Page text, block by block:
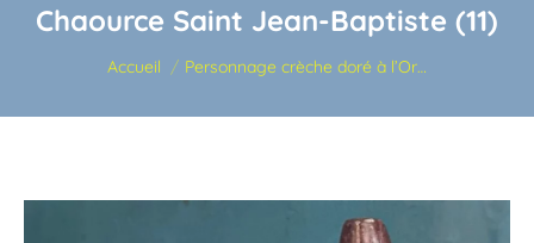
Chaource Saint Jean-Baptiste (11)
Vous êtes ici :
Accueil Personnage crèche doré à l’Or…